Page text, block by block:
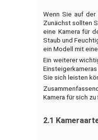
Wenn Sie auf
Zunächst sollten
eine Kamera für
Staub und
ein Modell mit
Ein weiterer
Sie sich leisten
Kamera für sich
2.1